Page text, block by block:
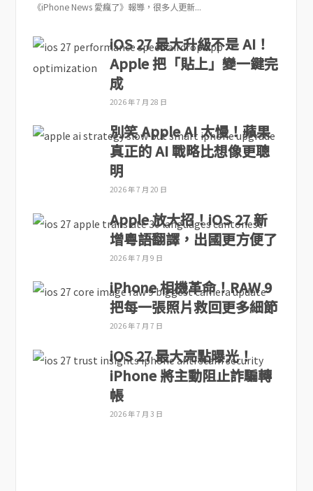
《iPhone News 愛瘋了》報導，很多人更新...
iOS 27 最大升級不是 AI！
Apple 把「貼上」變一鍵完
成
2026 年 7 月 28 日
別笑 Apple AI 太慢！蘋果
真正的 AI 戰略比想像更聰
明
2026 年 7 月 20 日
Apple 放大招！iOS 27 新
增粵語翻譯，出國更方便了
2026 年 7 月 9 日
iPhone 相機革命！RAW 9
把每一張照片救回更多細節
2026 年 7 月 7 日
iOS 27 最大亮點曝光！
iPhone 將主動阻止詐騙轉
帳
2026 年 7 月 3 日